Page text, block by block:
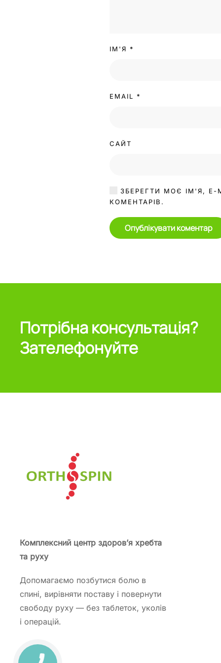
ІМ'Я *
EMAIL *
САЙТ
ЗБЕРЕГТИ МОЄ ІМ'Я,
КОМЕНТАРІВ.
Опублікувати коментар
Потрібна консультація?
Зателефонуйте
Комплексний центр здоров’я хребта
та руху
Допомагаємо позбутися болю в
спині, вирівняти поставу і повернути
свободу руху — без таблеток, уколів
і операцій.